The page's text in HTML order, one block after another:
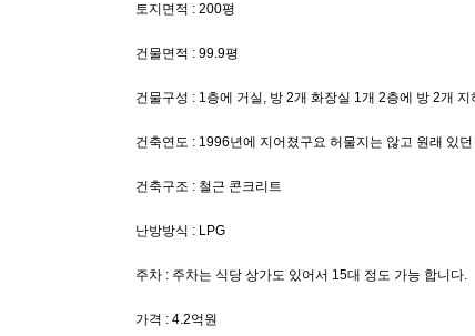
토지면적 : 200평
건물면적 : 99.9평
건물구성 : 1층에 거실, 방 2개 화장실 1개 2층에 방 2개 지
건축연도 : 1996년에 지어졌구요 허물지는 않고 원래 있
건축구조 : 철근 콘크리트
난방방식 : LPG
주차 : 주차는 식당 상가도 있어서 15대 정도 가능 합니다.
가격 : 4.2억원